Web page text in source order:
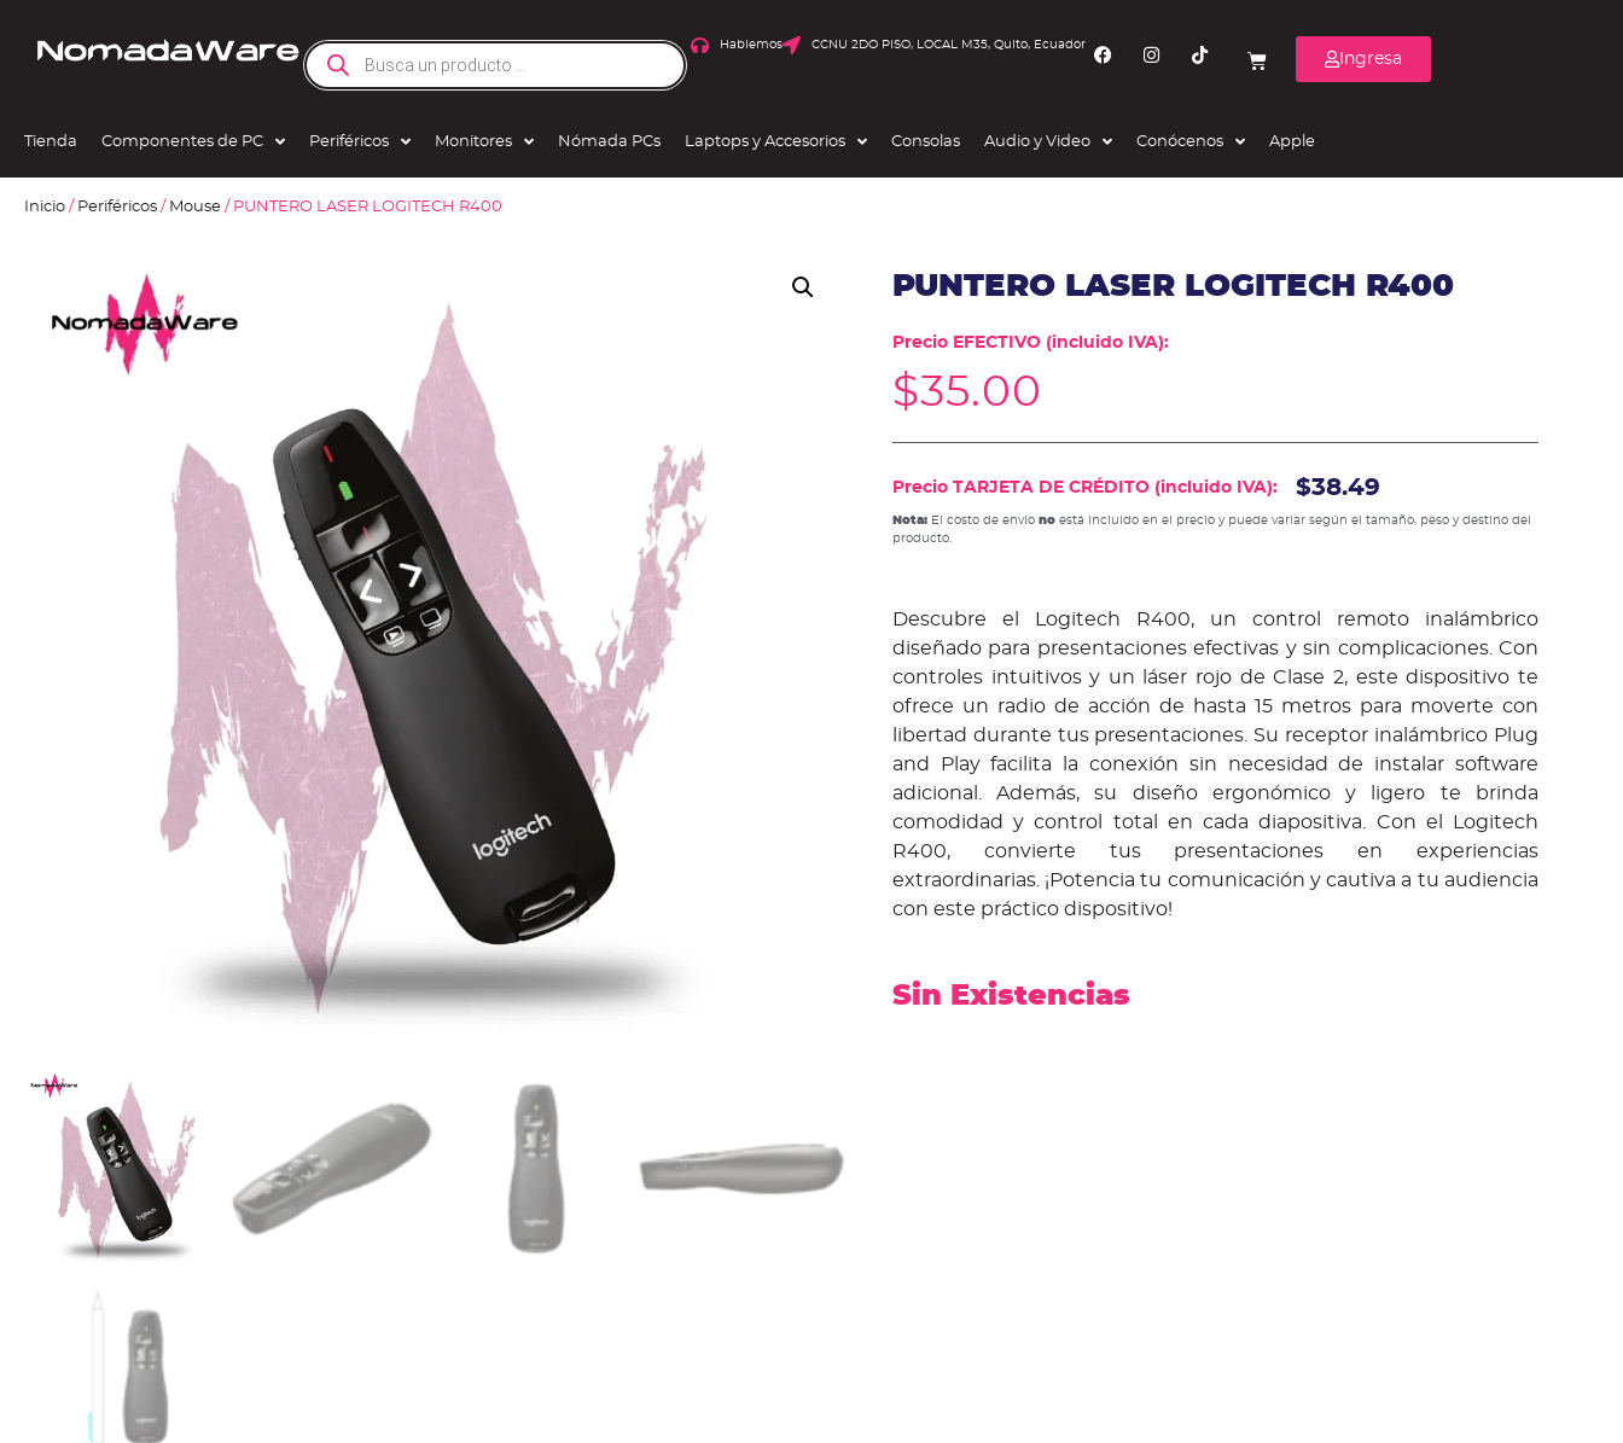
Hablemos CCNU 2DO PISO, LOCAL M35, Quito, Ecuador
Ingresa
Tienda Componentes de PC Periféricos Monitores Nómada PCs Laptops y Accesorios Consolas Audio y Video Conócenos Apple
Inicio / Periféricos / Mouse / PUNTERO LASER LOGITECH R400
PUNTERO LASER LOGITECH R400
Precio EFECTIVO (incluido IVA):
$35.00
Precio TARJETA DE CRÉDITO (incluido IVA): $38.49
Nota:El costo de envío noestá incluido en el precio y puede variar según el tamaño, peso y destino del
producto.
Descubre el Logitech R400, un control remoto inalámbrico
diseñado para presentaciones efectivas y sin complicaciones. Con
controles intuitivos y un láser rojo de Clase 2, este dispositivo te
ofrece un radio de acción de hasta 15 metros para moverte con
libertad durante tus presentaciones. Su receptor inalámbrico Plug
and Play facilita la conexión sin necesidad de instalar software
adicional. Además, su diseño ergonómico y ligero te brinda
comodidad y control total en cada diapositiva. Con el Logitech
R400, convierte tus presentaciones en experiencias
extraordinarias. ¡Potencia tu comunicación y cautiva a tu audiencia
con este práctico dispositivo!
Sin Existencias